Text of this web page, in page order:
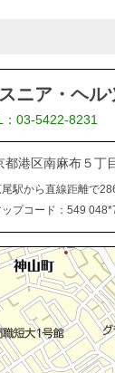
ニア・ヘル
：03-5422-8231
都港区南麻布５
尾駅から直線距離で
ップコード：549